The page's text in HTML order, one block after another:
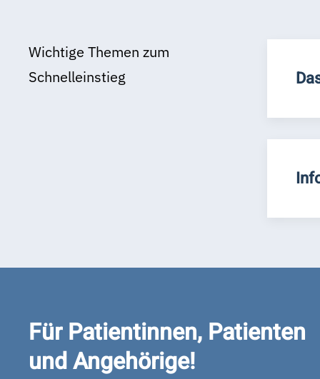
Wichtige Themen zum
Schnelleinstieg
Für Patientinnen, Patienten
und Angehörige!